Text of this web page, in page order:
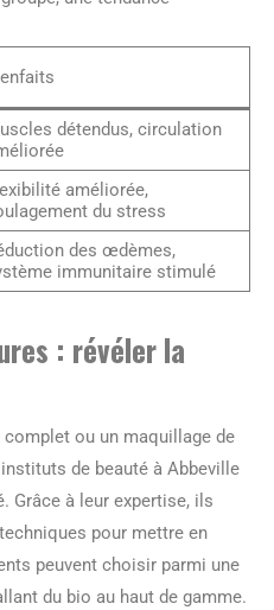
détendus, circulation
améliorée,
du stress
des œdèmes,
immunitaire stimulé
: révéler la
ou un maquillage de
de beauté à Abbeville
Grâce à leur expertise, ils
pour mettre en
peuvent choisir parmi une
du bio au haut de gamme.